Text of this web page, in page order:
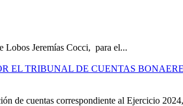
Lobos Jeremías Cocci, para el...
EL TRIBUNAL DE CUENTAS
de cuentas correspondiente al Ejercicio